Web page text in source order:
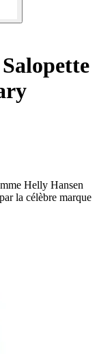
Salopette
Helly Hansen
la célèbre marque